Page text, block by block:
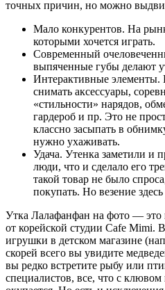
точных причин, но можно
Мало конкурентов. На
которыми хочется играть.
Современный
выпяченные губы делают
Интерактивные элементы.
снимать аксессуары,
«стильности» нарядов,
гардероб и пр. Это не
классно засыпать в
нужно ухаживать.
Удача. Утенка заметили и
люди, что и сделало его
такой товар не было
покупать. Но везение
Утка Лалафанфан на фото — это
от корейской студии Cafe Mimi.
игрушки в детском магазине
скорей всего вы увидите
вы редко встретите рыбу или
специалистов, все, что с